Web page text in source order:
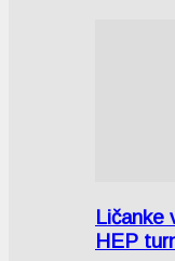
Ličanke
HEP